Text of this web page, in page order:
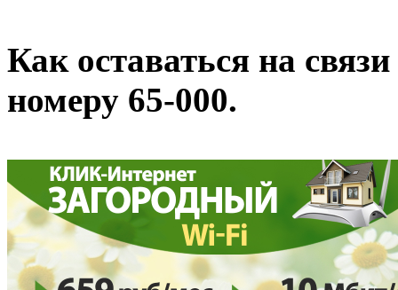
Как оставаться на
номеру 65-000.